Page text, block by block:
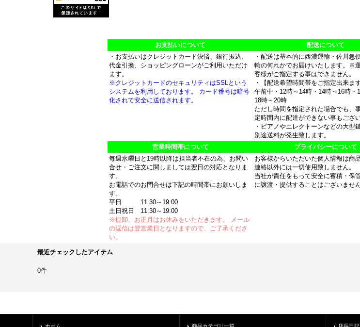
お支払いについて 配送について
・お支払いはクレジットカード決済、銀行振込、
代金引換、ショッピングローンがご利用いただけ
ます。
※クレジットカードのセキュリティはSSLという
システムを利用しております。 カード番号は暗号
化されて安全に送信されます。
・配送は基本的に西濃運輸・佐川急
輸の何れかでお届けいたします。※
客様がご指定する事はできません。
・【配送希望時間帯をご指定出来ます
午前中・12時～14時・14時～16時・
18時～20時
ただし時間を指定された場合でも、
定時間内に配達ができない事もござい
・ピアノやエレクトーンなどの大型
別途送料が発生致します。
営業時間帯について
プライバシーについて
毎週水曜日と19時以降は担当者不在の為、お問い
合せ・ご注文に関しましては翌日の対応となりま
す。
お電話でのお問合せは下記の時間帯にお願いしま
す。
平日 11:30～19:00
土日祝日 11:30～19:00
※棚卸、お正月はお休みをいただきます。 メール
の返信は翌営業日となりますので、ご了承くださ
い。
お客様からいただいた個人情報は商
連絡以外には一切使用致しません。
当社が責任をもって安全に蓄積・保
に譲渡・提供することはございません
最近チェックしたアイテム
0件